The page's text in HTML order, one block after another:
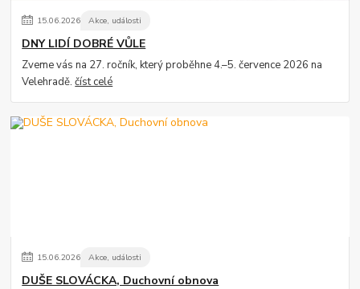
15.06.2026 Akce, události
DNY LIDÍ DOBRÉ VŮLE
Zveme vás na 27. ročník, který proběhne 4.–5. července 2026 na
Velehradě.číst celé
15.06.2026 Akce, události
DUŠE SLOVÁCKA, Duchovní obnova